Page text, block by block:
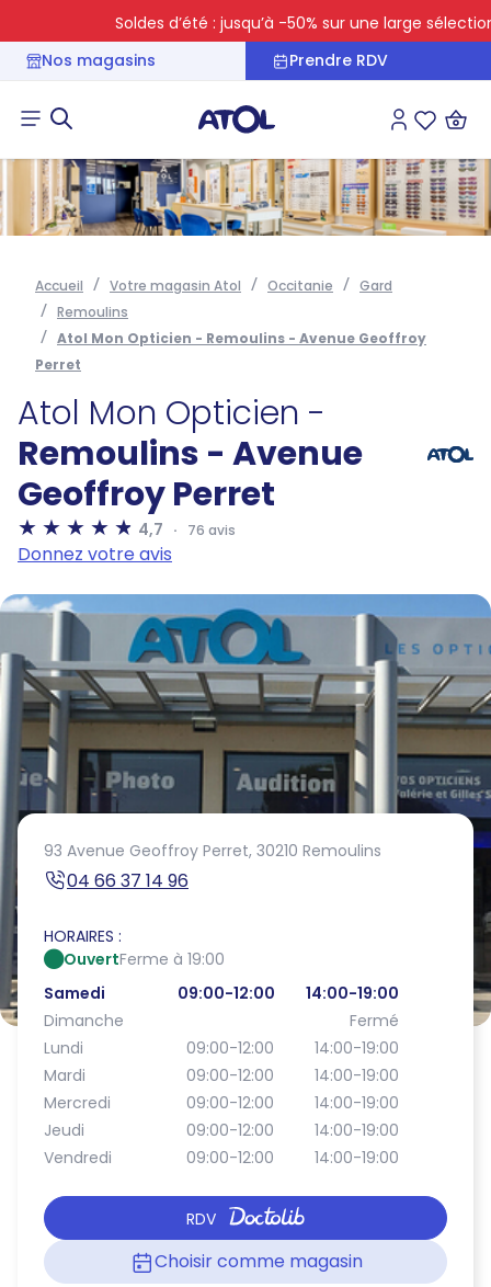
Soldes d’été : jusqu’à -50% sur une large sélection
Nos magasins
Prendre RDV
Connexion
Accueil Votre magasin Atol Occitanie
Gard
Remoulins
Atol Mon Opticien - Remoulins - Avenue Geoffroy
Perret
Atol Mon Opticien -
Remoulins - Avenue
Geoffroy Perret
4,7 76 avis
Donnez votre avis
93 Avenue Geoffroy Perret, 30210 Remoulins
04 66 37 14 96
HORAIRES :
OuvertFerme à 19:00
Samedi
09:00-12:00
14:00-19:00
Dimanche
Fermé
Lundi
09:00-12:00
14:00-19:00
Mardi
09:00-12:00
14:00-19:00
Mercredi
09:00-12:00
14:00-19:00
Jeudi
09:00-12:00
14:00-19:00
Vendredi
09:00-12:00 14:00-19:00
RDV
Choisir comme magasin